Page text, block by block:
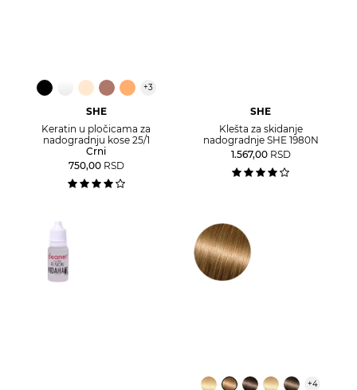
+3
SHE
Keratin u pločicama za
nadogradnju kose 25/1
Crni
750,00 RSD
SHE
Klešta za skidanje
nadogradnje SHE 1980N
1.567,00 RSD
+4